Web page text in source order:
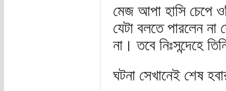
মেজ আপা হাসি চেপে
যেটা বলতে পারলেন
না। তবে নিঃসন্দেহে
ঘটনা সেখানেই শেষ